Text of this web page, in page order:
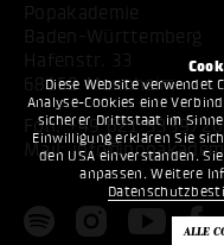
Diese Website verwendet
Analyse-Cookies eine
sicherer Drittstaat im
Einwilligung erklären Sie
den USA einverstanden.
anpassen. Weitere
Popakademie
Baden-Württemberg
Hafenstr. 33
68159 Mannheim
Fon:+49 621
Mail: